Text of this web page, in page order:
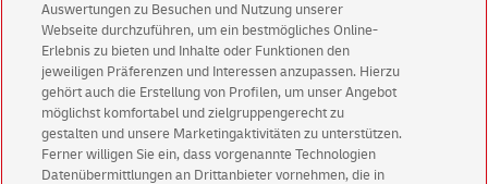
Filialpartner werden
English Homepage
Auswertungen zu Besuchen und Nutzung unserer
Webseite durchzuführen, um ein bestmögliches Online-
Erlebnis zu bieten und Inhalte oder Funktionen den
jeweiligen Präferenzen und Interessen anzupassen. Hierzu
gehört auch die Erstellung von Profilen, um unser Angebot
möglichst komfortabel und zielgruppengerecht zu
gestalten und unsere Marketingaktivitäten zu unterstützen.
Ferner willigen Sie ein, dass vorgenannte Technologien
Datenübermittlungen an Drittanbieter vornehmen, die in